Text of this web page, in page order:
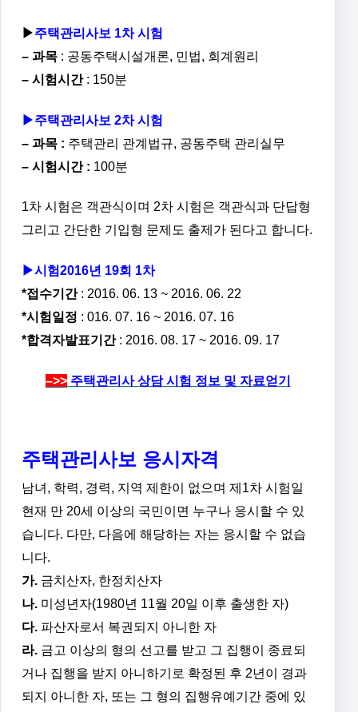
▶주택관리사보 1차 시험
– 과목 : 공동주택시설개론, 민법, 회계원리
– 시험시간: 150분
▶주택관리사보 2차 시험
– 과목 : 주택관리 관계법규, 공동주택 관리실무
– 시험시간 : 100분
1차 시험은 객관식이며 2차 시험은 객관식과 단답형
그리고 간단한 기입형 문제도 출제가 된다고 합니다.
▶시험2016년 19회 1차
*접수기간: 2016. 06. 13 ~ 2016. 06. 22
*시험일정 : 016. 07. 16 ~ 2016. 07. 16
*합격자발표기간: 2016. 08. 17 ~ 2016. 09. 17
–>>주택관리사 상담 시험 정보 및 자료얻기
주택관리사보 응시자격
남녀, 학력, 경력, 지역 제한이 없으며 제1차 시험일
현재 만 20세 이상의 국민이면 누구나 응시할 수 있
습니다. 다만, 다음에 해당하는 자는 응시할 수 없습
니다.
가. 금치산자, 한정치산자
나. 미성년자(1980년 11월 20일 이후 출생한 자)
다. 파산자로서 복권되지 아니한 자
라. 금고 이상의 형의 선고를 받고 그 집행이 종료되
거나 집행을 받지 아니하기로 확정된 후 2년이 경과
되지 아니한 자, 또는 그 형의 집행유예기간 중에 있